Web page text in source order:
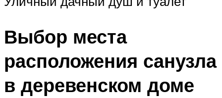
Выбор места
расположения санузла
в деревенском доме